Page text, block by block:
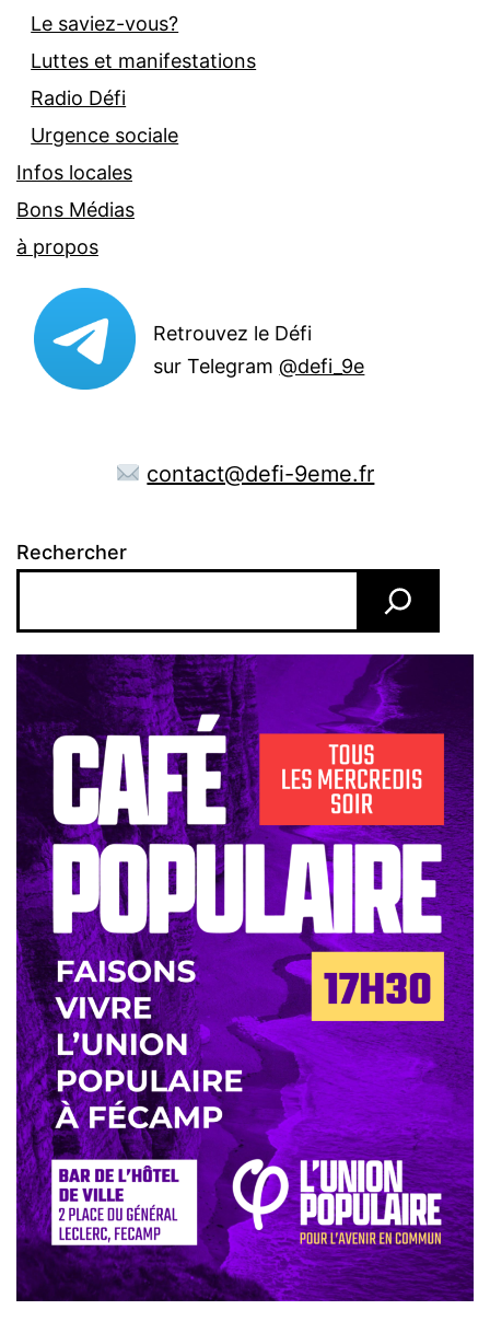
Le saviez-vous?
Luttes et manifestations
Radio Défi
Urgence sociale
Infos locales
Bons Médias
à propos
Retrouvez le Défi
sur Telegram@defi_9e
contact@defi-9eme.fr
Rechercher